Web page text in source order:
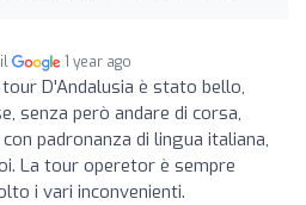
1 year ago
D'Andalusia è stato bello,
senza però andare di corsa,
padronanza di lingua italiana,
La tour operetor è sempre
i vari inconvenienti.